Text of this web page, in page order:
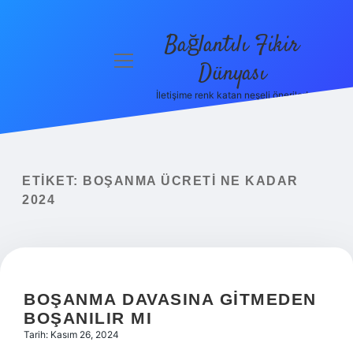
Yasal Uyarı
menüyü
Bağlantılı Fikir
Dünyası
İletişime renk katan neşeli öneriler!
ETIKET:
BOŞANMA ÜCRETI NE KADAR
2024
BOŞANMA DAVASINA GITMEDEN
BOŞANILIR MI
Tarih: Kasım 26, 2024